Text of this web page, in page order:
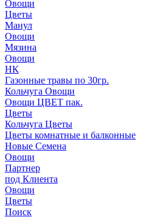
Овощи
Цветы
Манул
Овощи
Мязина
Овощи
НК
Газонные травы по 30гр.
Кольчуга Овощи
Овощи ЦВЕТ пак.
Цветы
Кольчуга Цветы
Цветы комнатные и балконные
Новые Семена
Овощи
Партнер
под Клиента
Овощи
Цветы
Поиск